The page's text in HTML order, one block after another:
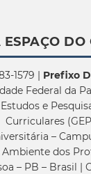
ESPAÇO DO
1579 | Prefixo
Federal da
e
Curriculares
–
Ambiente dos
– PB – Brasil |